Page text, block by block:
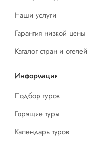
Наши услуги
Гарантия низкой цены
Каталог стран и отелей
Информация
Подбор туров
Горящие туры
Календарь туров